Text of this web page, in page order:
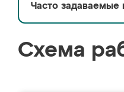
Часто задаваемые
Схема